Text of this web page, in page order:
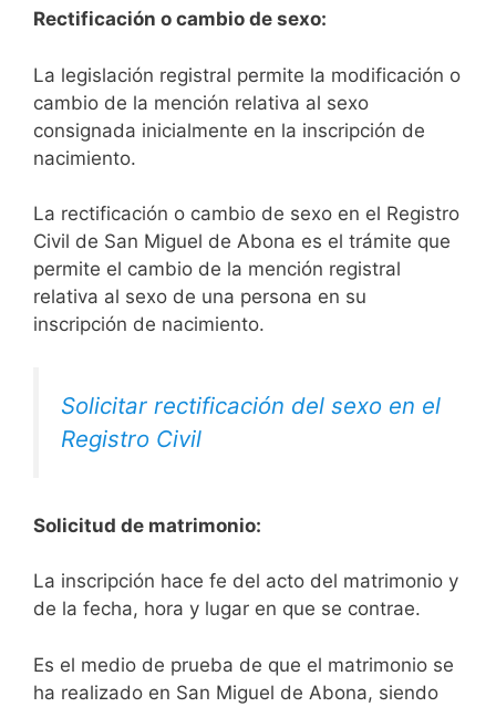
Rectificación o cambio de sexo:
La legislación registral permite la modificación o
cambio de la mención relativa al sexo
consignada inicialmente en la inscripción de
nacimiento.
La rectificación o cambio de sexo en el Registro
Civil de San Miguel de Abona es el trámite que
permite el cambio de la mención registral
relativa al sexo de una persona en su
inscripción de nacimiento.
Solicitar rectificación del sexo en el
Registro Civil
Solicitud de matrimonio:
La inscripción hace fe del acto del matrimonio y
de la fecha, hora y lugar en que se contrae.
Es el medio de prueba de que el matrimonio se
ha realizado en San Miguel de Abona, siendo